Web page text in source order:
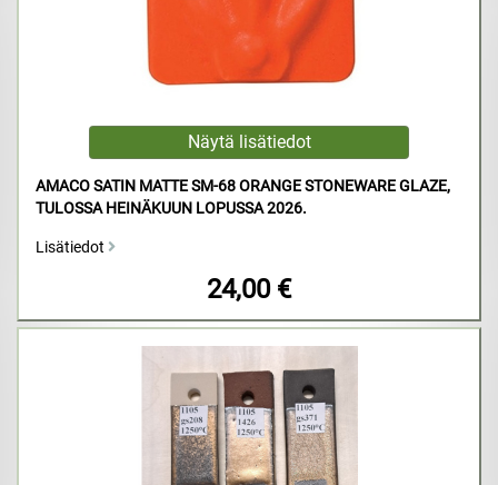
AMACO SATIN MATTE SM-68 ORANGE STONEWARE GLAZE,
TULOSSA HEINÄKUUN LOPUSSA 2026.
Lisätiedot
24,00 €